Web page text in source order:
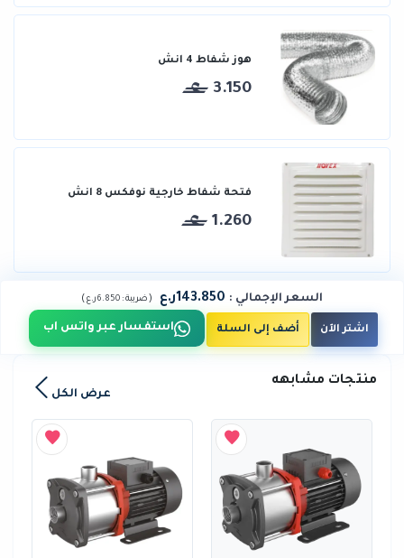
هوز شفاط 4 انش
3.150
فتحة شفاط خارجية نوفكس 8 انش
1.260
السعر الإجمالي : 143.850ر.ع ( ضريبة : 6.850ر.ع )
اشتر الآن أضف إلى السلة استفسار عبر واتس اب
منتجات مشابهه
عرض الكل